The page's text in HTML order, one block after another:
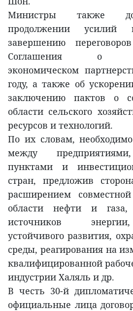
Министры также
продолжении усилий
завершению
Соглашения о
экономическом
году, а также об
заключению пактов о
области сельского
ресурсов и технологий.
По их словам,
между
пунктами и
стран, предложив
расширением
области нефти и газа,
источников
устойчивого развития,
среды, реагирования на
квалифицированной
индустрии Халяль и др.
В честь 30-й
официальные лица